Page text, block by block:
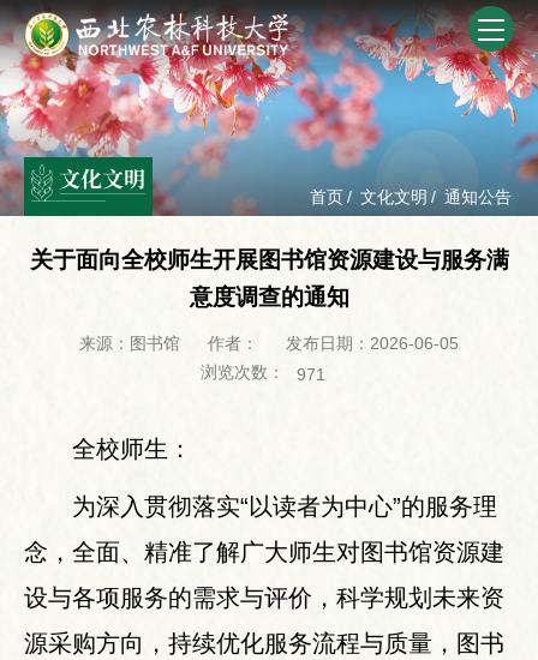
文化文明
首页 / 文化文明 / 通知公告
关于面向全校师生开展图书馆资源建设与服务满
意度调查的通知
来源：图书馆 作者：
发布日期：2026-06-05
浏览次数：
971
全校师生：
为深入贯彻落实“以读者为中心”的服务理
念，全面、精准了解广大师生对图书馆资源建
设与各项服务的需求与评价，科学规划未来资
源采购方向，持续优化服务流程与质量，图书